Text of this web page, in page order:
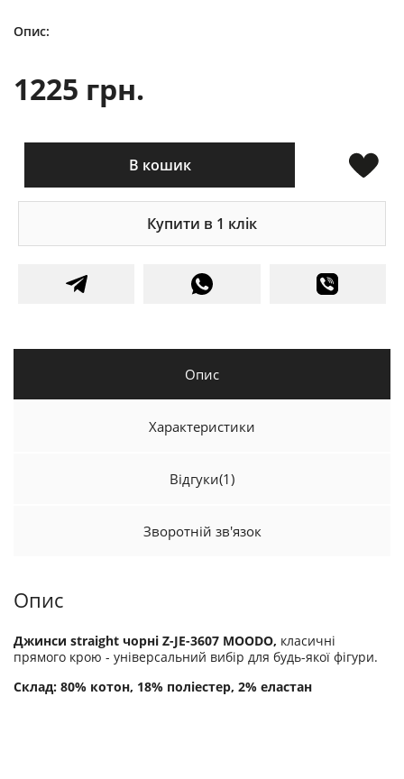
Опис:
1225 грн.
В кошик
Купити в 1 клік
Опис
Характеристики
Відгуки(1)
Зворотній зв'язок
Опис
Джинси straight чорні Z-JE-3607 MOODO, класичні
прямого крою - універсальний вибір для будь-якої фігури.
Склад: 80% котон, 18% поліестер, 2% еластан